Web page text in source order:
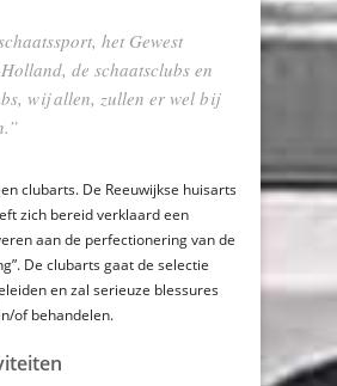
het Gewest
de schaatsclubs en
wij allen, zullen er wel bij
clubarts. De Reeuwijkse huisarts
zich bereid verklaard een
aan de perfectionering van de
De clubarts gaat de selectie
en zal serieuze blessures
of behandelen.